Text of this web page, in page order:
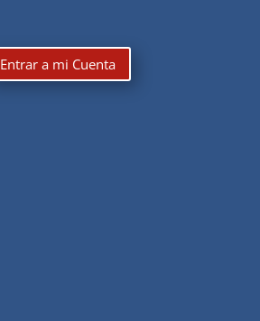
Entrar a mi Cuenta